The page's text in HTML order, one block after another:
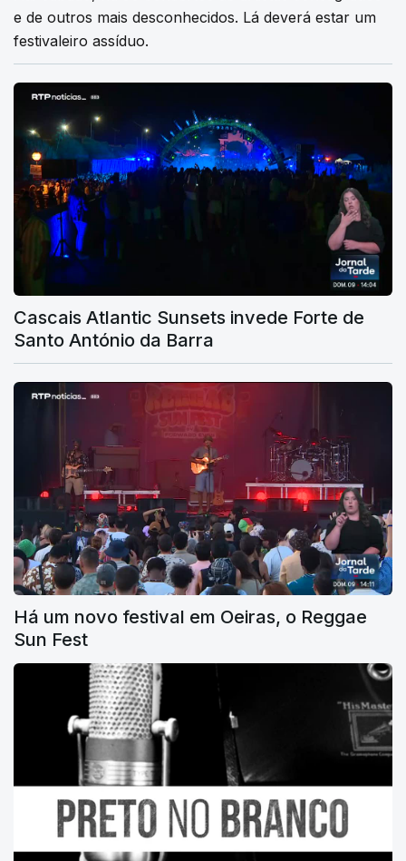
e de outros mais desconhecidos. Lá deverá estar um
festivaleiro assíduo.
Cascais Atlantic Sunsets invede Forte de
Santo António da Barra
Há um novo festival em Oeiras, o Reggae
Sun Fest